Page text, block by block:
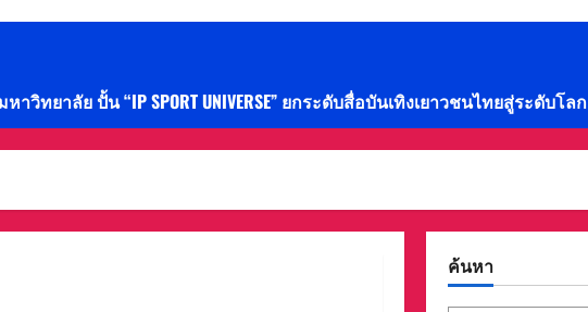
าวิทยาลัย ปั้น “IP SPORT UNIVERSE” ยกระดับสื่อบันเทิงเยาวชนไทยสู่ระดับโลก
ค้นหา